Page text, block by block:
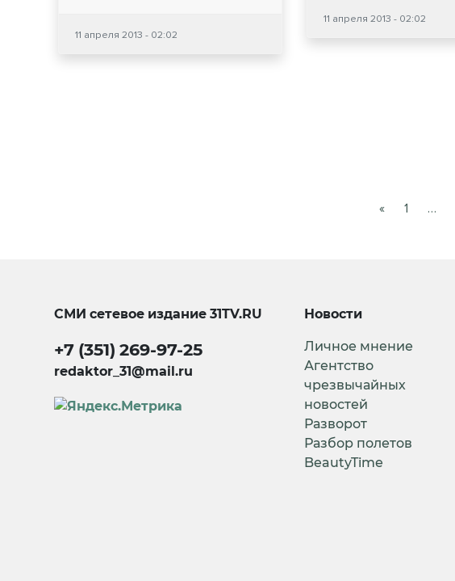
11 апреля 2013 - 02:02
11 апреля 2013 - 02:02
« 1 …
СМИ сетевое издание31TV.RU
+7 (351) 269-97-25
redaktor_31@mail.ru
Новости
Личное мнение
Агентство
чрезвычайных
новостей
Разворот
Разбор полетов
BeautyTime